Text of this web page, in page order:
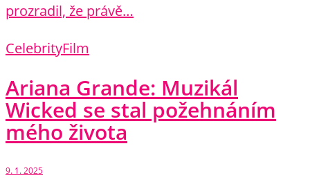
prozradil, že právě…
CelebrityFilm
Ariana Grande: Muzikál
Wicked se stal požehnáním
mého života
9. 1. 2025